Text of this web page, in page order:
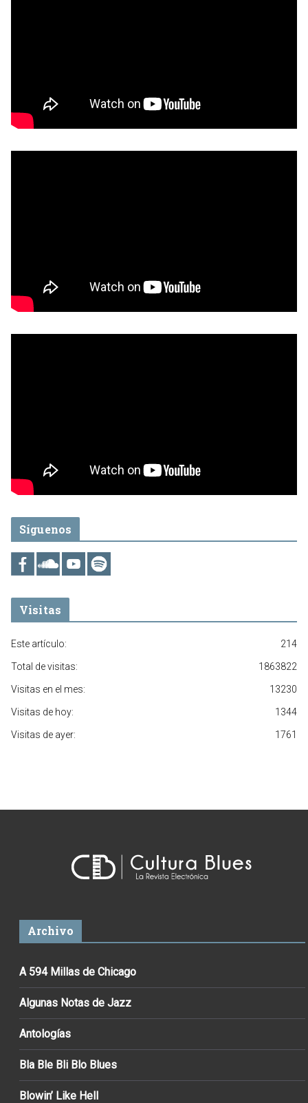
Síguenos
Visitas
214
Este artículo:
1863822
Total de visitas:
13230
Visitas en el mes:
1344
Visitas de hoy:
1761
Visitas de ayer:
Archivo
A 594 Millas de Chicago
Algunas Notas de Jazz
Antologías
Bla Ble Bli Blo Blues
Blowin’ Like Hell